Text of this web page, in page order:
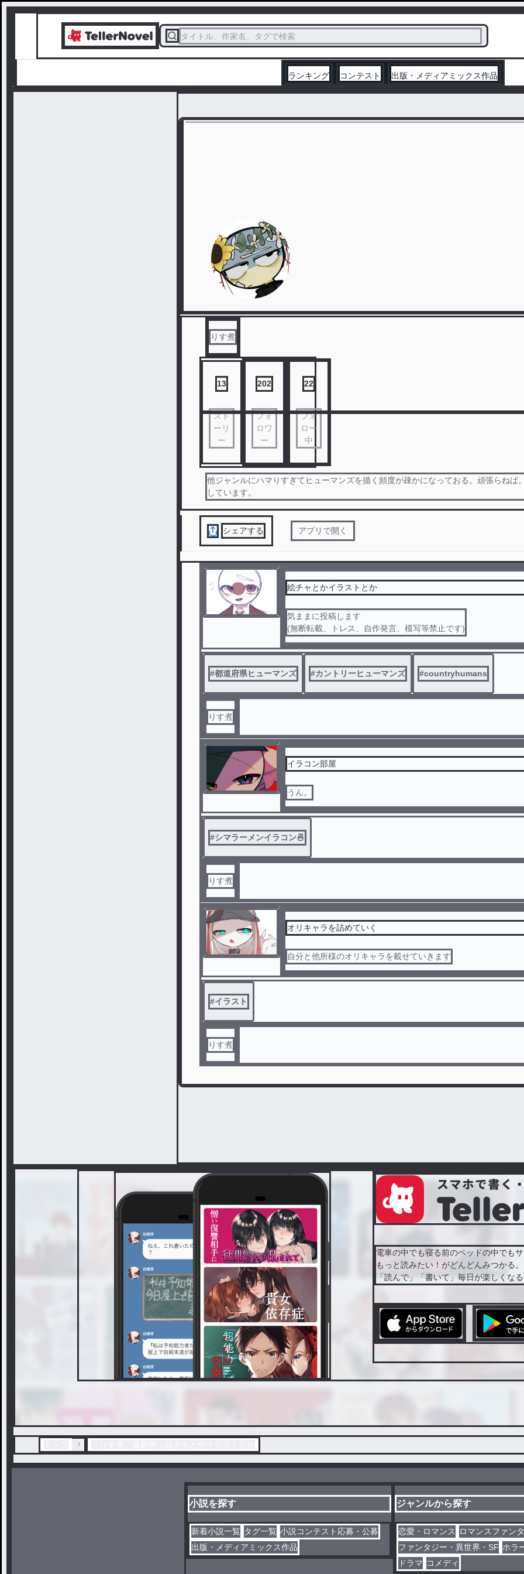
タイトル、作家名、タグで検索
ランキング コンテスト 出版・メディアミックス作品
りす煮
13
スト
ーリ
ー
202
フォ
ロワ
ー
22
フォ
ロー
中
他ジャンルにハマりすぎてヒューマンズを描く頻度が疎かになっておる。頑張らねば
しています。
シェアする アプリで開く
絵チャとかイラストとか
気ままに投稿します
(無断転載、トレス、自作発言、模写等禁止です)
#都道府県ヒューマンズ #カントリーヒューマンズ #countryhumans
りす煮
イラコン部屋
うん。
#シマラーメンイラコン🍜
りす煮
オリキャラを詰めていく
自分と他所様のオリキャラを載せていきます
#イラスト
りす煮
電車の中でも寝る前のベッドの中でもサ
もっと読みたい！がどんどんみつかる。
「読んで」「書いて」毎日が楽しくな
小説を探す
新着小説一覧 タグ一覧 小説コンテスト応募・公募
出版・メディアミックス作品
ジャンルから探す
恋愛・ロマンス
ロマンスファン
ファンタジー・異世界・SF ホラ
ドラマ コメディ